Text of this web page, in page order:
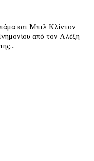
και Μπιλ Κλίντον
από τον Αλέξη